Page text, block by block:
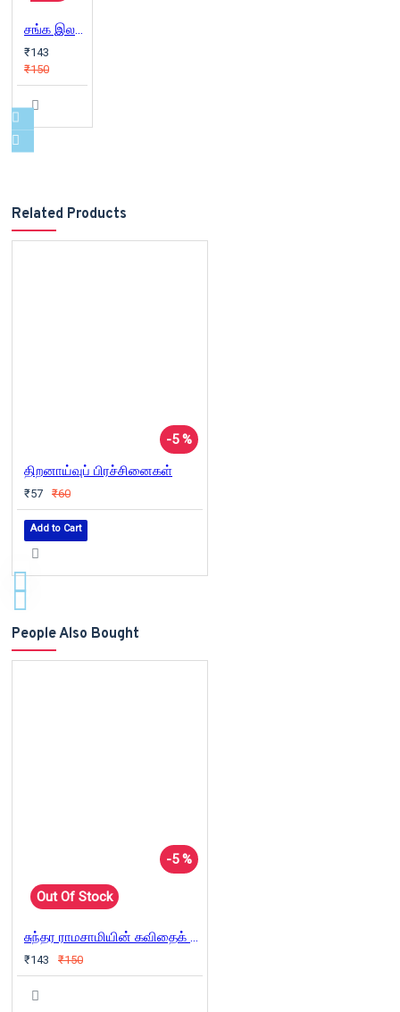
சங்க இலக்கிய உரைகள்
₹143
₹150
Related Products
-5 %
திறனாய்வுப் பிரச்சினைகள்
₹57 ₹60
Add to Cart
People Also Bought
-5 %
Out Of Stock
சுந்தர ராமசாமியின் கவிதைக் கலை
₹143 ₹150